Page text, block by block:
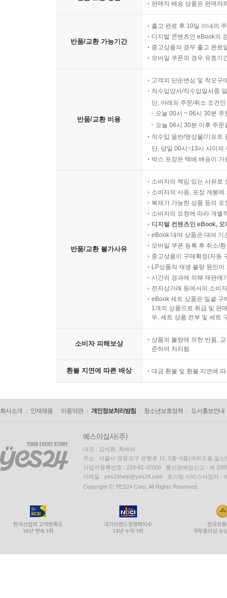
판매자 배송 상품은 판매자
반품/교환 가능기간
출고 완료 후 10일 이내의
디지털 콘텐츠인 eBook의
중고상품의 경우 출고 완료
모바일 쿠폰의 경우 유효기
반품/교환 비용
고객의 단순변심 및 착오구
직수입양서/직수입일서중
단, 아래의 주문/취소 조건
오늘 00시 ~ 06시 30분
오늘 06시 30분 이후 주
직수입 음반/영상물/기프트
단, 당일 00시~13시 사이의
박스 포장은 택배 배송이
반품/교환 불가사유
소비자의 책임 있는 사유로
소비자의 사용, 포장 개봉
복제가 가능한 상품 등의
소비자의 요청에 따라 개별
디지털 컨텐츠인 eBook,
eBook 대여 상품은 대여 기
모바일 쿠폰 등록 후 취소/
중고상품이 구매확정(자동
LP상품의 재생 불량 원인
시간의 경과에 의해 재판매
전자상거래 등에서의 소비
eBook 세트 상품은 일괄 구
1개의 상품으로 취급 및 판
우, 세트 상품 전부 및 세트
소비자 피해보상
상품의 불량에 의한 반품,
준하여 처리됨
환불 지연에 따른 배상 대금 환불 및 환불 지연에
회사소개 인재채용 이용약관 개인정보처리방침 청소년보호정책 도서홍보안내
대표 : 김석환, 최세라
주소 : 서울시 영등포구 은행로 11, 5층~6층(여의도동,일신
사업자등록번호 : 229-81-37000 통신판매업신고 : 제
이메일 : yes24help@yes24.com 호스팅 서비스사업자 :
Copyright ⓒ YES24 Corp. All Rights Reserved.